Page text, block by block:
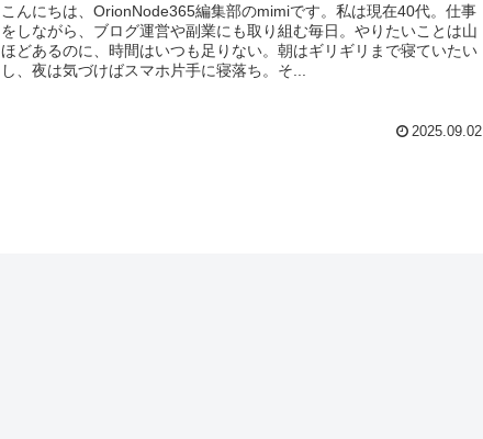
こんにちは、OrionNode365編集部のmimiです。私は現在40代。仕事
をしながら、ブログ運営や副業にも取り組む毎日。やりたいことは山
ほどあるのに、時間はいつも足りない。朝はギリギリまで寝ていたい
し、夜は気づけばスマホ片手に寝落ち。そ...
2025.09.02